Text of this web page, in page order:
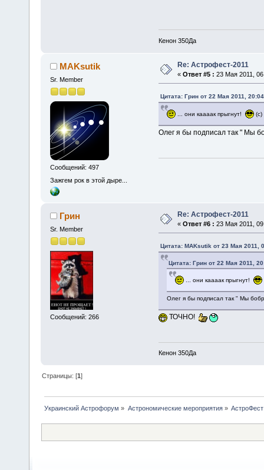
Кенон 350Да
MAKsutik
Sr. Member
Сообщений: 497
Зажгем рок в этой дыре...
Re: Астрофест-2011
« Ответ #5 : 23 Мая 2011,
Цитата: Грин от 22 Мая 2011,
... они каааак прыгнут! (с)
Олег я бы подписал так " Мы
Грин
Sr. Member
Сообщений: 266
Re: Астрофест-2011
« Ответ #6 : 23 Мая 2011,
Цитата: MAKsutik от 23 Мая 2011,
Цитата: Грин от 22 Мая 2011,
... они каааак прыгнут!
Олег я бы подписал так " Мы
ТОЧНО!
Кенон 350Да
Страницы: [1]
Украинский Астрофорум » Астрономические мероприятия» АстроФест